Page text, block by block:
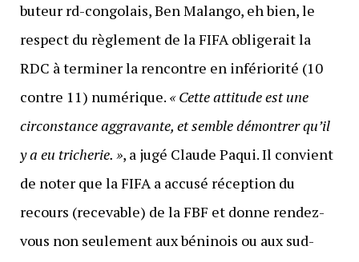
buteur rd-congolais, Ben Malango, eh bien, le
respect du règlement de la FIFA obligerait la
RDC à terminer la rencontre en infériorité (10
contre 11) numérique. « Cette attitude est une
circonstance aggravante, et semble démontrer qu’il
y a eu tricherie. », a jugé Claude Paqui. Il convient
de noter que la FIFA a accusé réception du
recours (recevable) de la FBF et donne rendez-
vous non seulement aux béninois ou aux sud-